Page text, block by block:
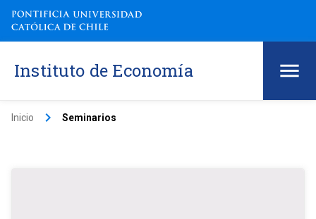
Instituto de Economía
Inicio keyboard_arrow_right Seminarios